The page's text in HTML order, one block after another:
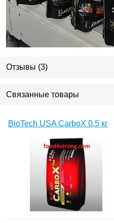
Отзывы (3)
Связанные товары
BioTech USA CarboX 0,5 кг